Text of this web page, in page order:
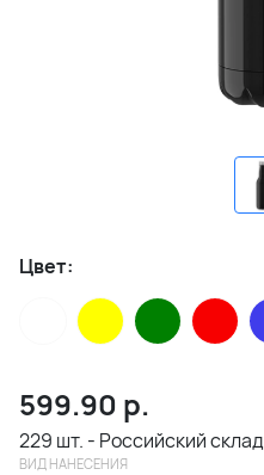
Цвет:
599.90 р.
229 шт. - Российский склад
ВИД НАНЕСЕНИЯ